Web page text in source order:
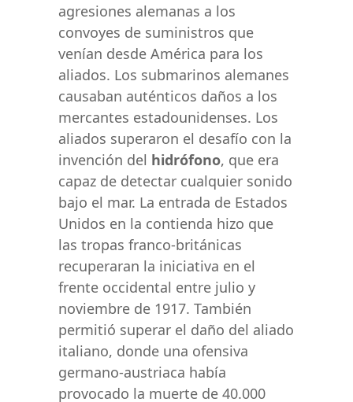
agresiones alemanas a los
convoyes de suministros que
venían desde América para los
aliados. Los submarinos alemanes
causaban auténticos daños a los
mercantes estadounidenses. Los
aliados superaron el desafío con la
invención del hidrófono, que era
capaz de detectar cualquier sonido
bajo el mar. La entrada de Estados
Unidos en la contienda hizo que
las tropas franco-británicas
recuperaran la iniciativa en el
frente occidental entre julio y
noviembre de 1917. También
permitió superar el daño del aliado
italiano, donde una ofensiva
germano-austriaca había
provocado la muerte de 40.000